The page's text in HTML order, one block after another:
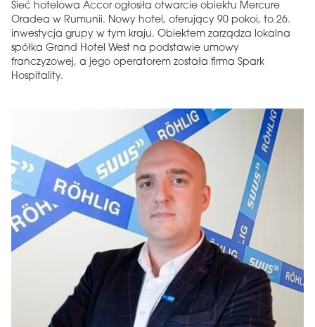
Sieć hotelowa Accor ogłosiła otwarcie obiektu Mercure
Oradea w Rumunii. Nowy hotel, oferujący 90 pokoi, to 26.
inwestycja grupy w tym kraju. Obiektem zarządza lokalna
spółka Grand Hotel West na podstawie umowy
franczyzowej, a jego operatorem została firma Spark
Hospitality.